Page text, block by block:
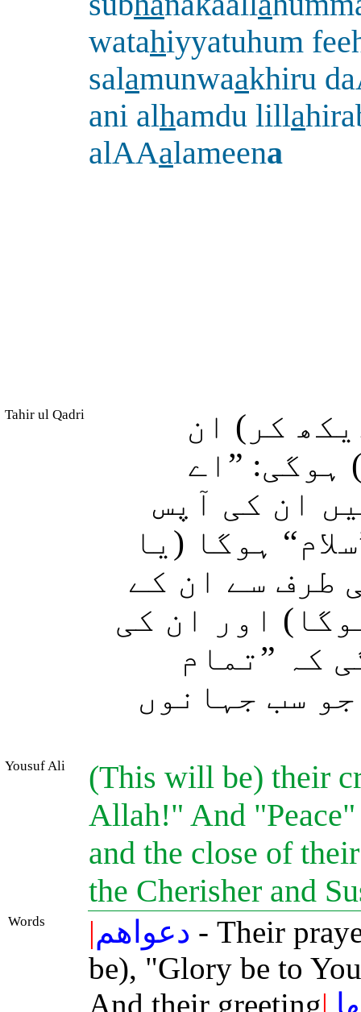
watahiyyatuhum
salamunwaakhiru
ani alhamdu lilla
alAAalameena
Tahir ul Qadri
کر) ان
ہوگی: ”اے
ان کی آپس
ہوگا (یا
طرف سے ان کے
اور ان کی
کہ ”تمام
سب جہانوں
Yousuf Ali
(This will be) their
Allah!" And
and the close of
the Cherisher and
Words |دعواهم - Their
be), "Glory be to
And their greeting|